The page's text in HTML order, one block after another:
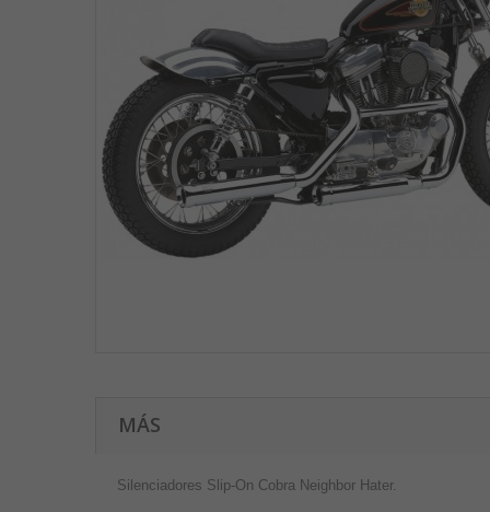
MÁS
Silenciadores Slip-On Cobra Neighbor Hater.